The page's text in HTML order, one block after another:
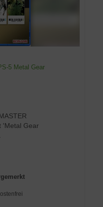
5 Metal Gear
'Metal Gear